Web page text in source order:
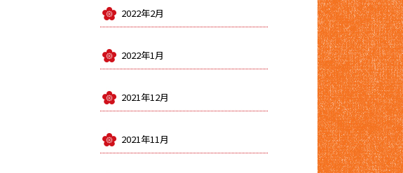
2022年2月
2022年1月
2021年12月
2021年11月